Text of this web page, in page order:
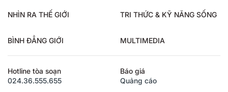
NHÌN RA THẾ GIỚI TRI THỨC & KỸ NĂNG SỐNG
BÌNH ĐẲNG GIỚI MULTIMEDIA
Hotline tòa soạn
024.36.555.655
Báo giá
Quảng cáo